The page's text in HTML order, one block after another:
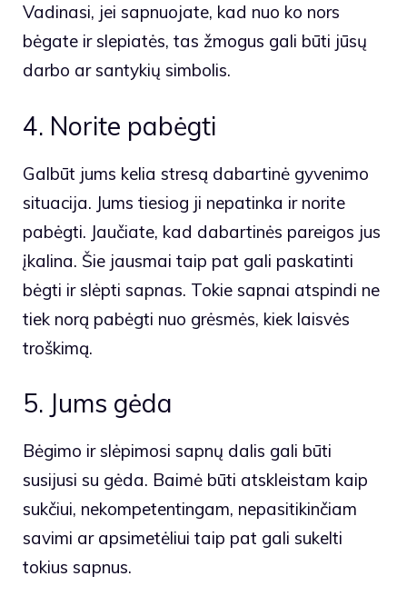
Vadinasi, jei sapnuojate, kad nuo ko nors
bėgate ir slepiatės, tas žmogus gali būti jūsų
darbo ar santykių simbolis.
4. Norite pabėgti
Galbūt jums kelia stresą dabartinė gyvenimo
situacija. Jums tiesiog ji nepatinka ir norite
pabėgti. Jaučiate, kad dabartinės pareigos jus
įkalina. Šie jausmai taip pat gali paskatinti
bėgti ir slėpti sapnas. Tokie sapnai atspindi ne
tiek norą pabėgti nuo grėsmės, kiek laisvės
troškimą.
5. Jums gėda
Bėgimo ir slėpimosi sapnų dalis gali būti
susijusi su gėda. Baimė būti atskleistam kaip
sukčiui, nekompetentingam, nepasitikinčiam
savimi ar apsimetėliui taip pat gali sukelti
tokius sapnus.